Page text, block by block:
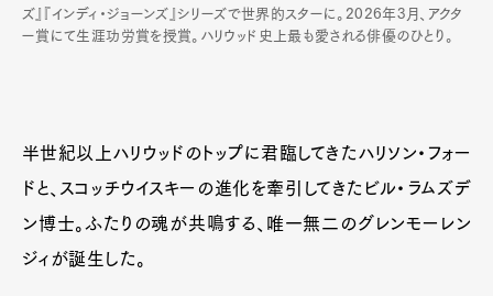
ズ』『インディ・ジョーンズ』シリーズで世界的スターに。2026年3月、アクタ
ー賞にて生涯功労賞を授賞。ハリウッド史上最も愛される俳優のひとり。
半世紀以上ハリウッドのトップに君臨してきたハリソン・フォー
ドと、スコッチウイスキーの進化を牽引してきたビル・ラムズデ
ン博士。ふたりの魂が共鳴する、唯一無二のグレンモーレン
ジィが誕生した。